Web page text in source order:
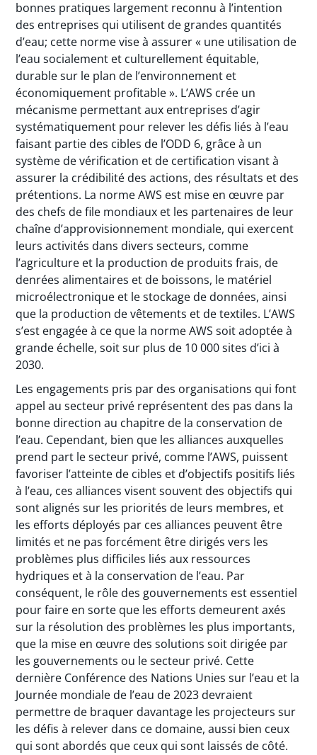
bonnes pratiques largement reconnu à l’intention
des entreprises qui utilisent de grandes quantités
d’eau; cette norme vise à assurer « une utilisation de
l’eau socialement et culturellement équitable,
durable sur le plan de l’environnement et
économiquement profitable ». L’AWS crée un
mécanisme permettant aux entreprises d’agir
systématiquement pour relever les défis liés à l’eau
faisant partie des cibles de l’ODD 6, grâce à un
système de vérification et de certification visant à
assurer la crédibilité des actions, des résultats et des
prétentions. La norme AWS est mise en œuvre par
des chefs de file mondiaux et les partenaires de leur
chaîne d’approvisionnement mondiale, qui exercent
leurs activités dans divers secteurs, comme
l’agriculture et la production de produits frais, de
denrées alimentaires et de boissons, le matériel
microélectronique et le stockage de données, ainsi
que la production de vêtements et de textiles. L’AWS
s’est engagée à ce que la norme AWS soit adoptée à
grande échelle, soit sur plus de 10 000 sites d’ici à
2030.
Les engagements pris par des organisations qui font
appel au secteur privé représentent des pas dans la
bonne direction au chapitre de la conservation de
l’eau. Cependant, bien que les alliances auxquelles
prend part le secteur privé, comme l’AWS, puissent
favoriser l’atteinte de cibles et d’objectifs positifs liés
à l’eau, ces alliances visent souvent des objectifs qui
sont alignés sur les priorités de leurs membres, et
les efforts déployés par ces alliances peuvent être
limités et ne pas forcément être dirigés vers les
problèmes plus difficiles liés aux ressources
hydriques et à la conservation de l’eau. Par
conséquent, le rôle des gouvernements est essentiel
pour faire en sorte que les efforts demeurent axés
sur la résolution des problèmes les plus importants,
que la mise en œuvre des solutions soit dirigée par
les gouvernements ou le secteur privé. Cette
dernière Conférence des Nations Unies sur l’eau et la
Journée mondiale de l’eau de 2023 devraient
permettre de braquer davantage les projecteurs sur
les défis à relever dans ce domaine, aussi bien ceux
qui sont abordés que ceux qui sont laissés de côté.